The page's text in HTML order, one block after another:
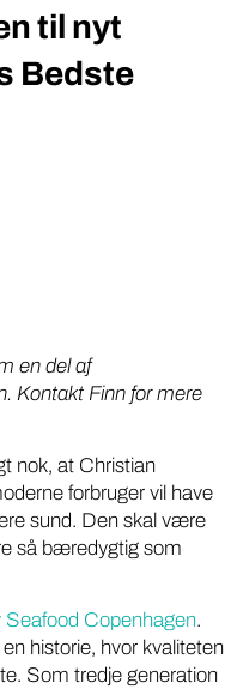
til nyt
Bedste
en del af
Kontakt Finn for mere
nok, at Christian
forbruger vil have
sund. Den skal være
så bæredygtig som
Seafood Copenhagen.
historie, hvor kvaliteten
Som tredje generation